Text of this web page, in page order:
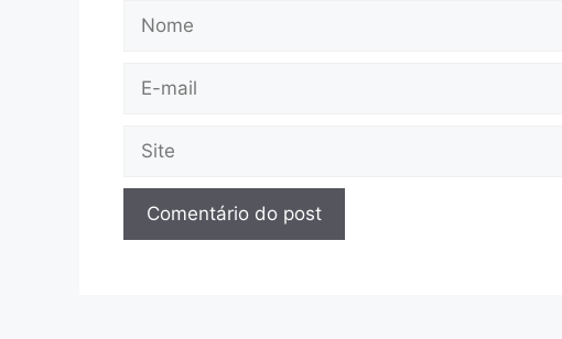
Nome
Site